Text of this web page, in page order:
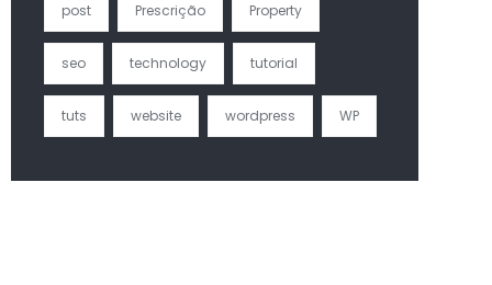
post Prescrição Property
seo technology tutorial
tuts website wordpress WP